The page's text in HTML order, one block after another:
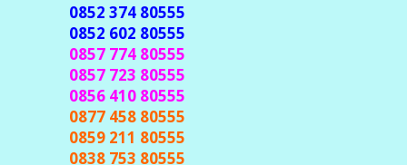
0852 374 80555
0852 602 80555
0857 774 80555
0857 723 80555
0856 410 80555
0877 458 80555
0859 211 80555
0838 753 80555